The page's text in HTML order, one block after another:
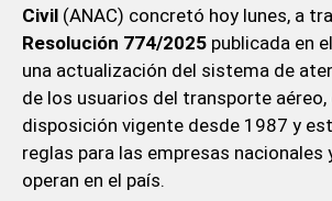
Civil(ANAC) concretó hoy lunes, a
Resolución 774/2025publicada en el
una actualización del sistema de
de los usuarios del transporte aéreo,
disposición vigente desde 1987 y
reglas para las empresas nacionales
operan en el país.